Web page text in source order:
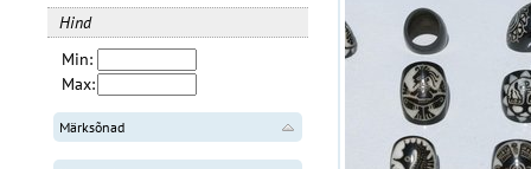
Hind
Min:
Max:
Märksõnad